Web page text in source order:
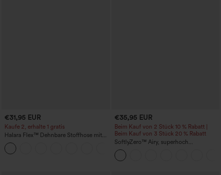
€31,95 EUR
Kaufe 2, erhalte 1 gratis
Halara Flex™ Dehnbare Stoffhose mit
hohem Bund und Seitentasche hinten
€35,95 EUR
Beim Kauf von 2 Stück 10 % Rabatt |
Beim Kauf von 3 Stück 20 % Rabatt
SoftlyZero™ Airy, superhoch
geschnittene 2-in-1 InstantCool Yoga-
Shorts 7" mit Taschen